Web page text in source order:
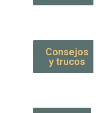
Consejos
y trucos